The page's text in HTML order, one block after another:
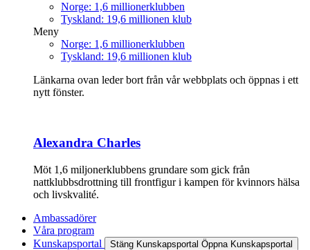
Norge: 1,6 millionerklubben
Tyskland: 19,6 millionen klub
Meny
Norge: 1,6 millionerklubben
Tyskland: 19,6 millionen klub
Länkarna ovan leder bort från vår webbplats och öppnas i ett
nytt fönster.
Alexandra Charles
Möt 1,6 miljonerklubbens grundare som gick från
nattklubbsdrottning till frontfigur i kampen för kvinnors hälsa
och livskvalité.
Ambassadörer
Våra program
Kunskapsportal
Stäng Kunskapsportal Öppna Kunskapsportal